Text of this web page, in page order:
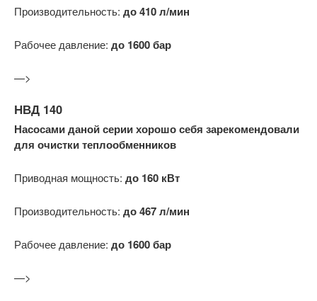
Производительность: до 410 л/мин
Рабочее давление: до 1600 бар
—>
НВД 140
Насосами даной серии хорошо себя зарекомендовали
для очистки теплообменников
Приводная мощность: до 160 кВт
Производительность: до 467 л/мин
Рабочее давление: до 1600 бар
—>